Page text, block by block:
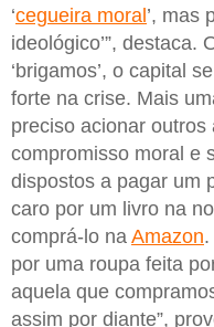
‘cegueira moral’, mas
ideológico’”, destaca.
‘brigamos’, o capital
forte na crise. Mais
preciso acionar
compromisso moral e
dispostos a pagar um
caro por um livro na
comprá-lo na Amazon
por uma roupa feita
aquela que
assim por diante”,